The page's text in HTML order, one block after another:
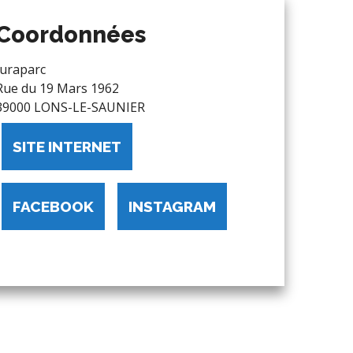
du 19 Mars 1962
LONS-LE-SAUNIER
SITE INTERNET
FACEBOOK INSTAGRAM